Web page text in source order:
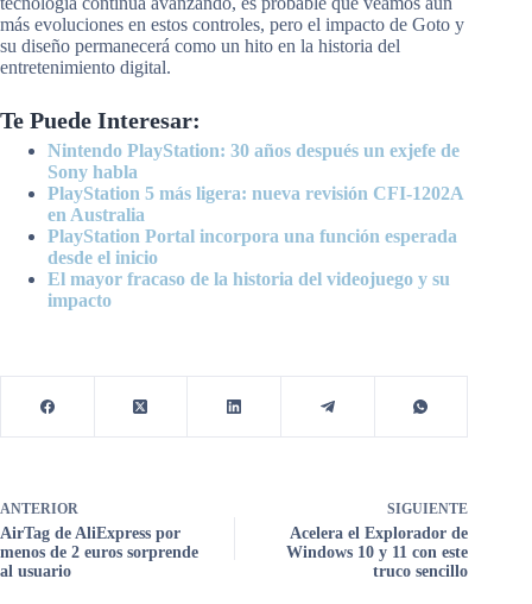
más evoluciones en estos controles, pero el impacto de Goto y
su diseño permanecerá como un hito en la historia del
entretenimiento digital.
Te Puede Interesar:
Nintendo PlayStation: 30 años después un exjefe de
Sony habla
PlayStation 5 más ligera: nueva revisión CFI-1202A
en Australia
PlayStation Portal incorpora una función esperada
desde el inicio
El mayor fracaso de la historia del videojuego y su
impacto
ANTERIOR
AirTag de AliExpress por
menos de 2 euros sorprende
al usuario
SIGUIENTE
Acelera el Explorador de
Windows 10 y 11 con este
truco sencillo